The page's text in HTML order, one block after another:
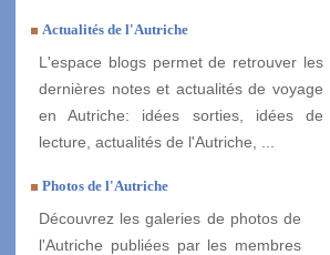
Actualités de l'Autriche
L'espace blogs permet de retrouver les
dernières notes et actualités de voyage
en Autriche: idées sorties, idées de
lecture, actualités de l'Autriche, ...
Photos de l'Autriche
Découvrez les galeries de photos de
l'Autriche publiées par les membres